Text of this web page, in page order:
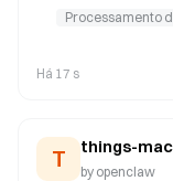
user asks
Processamento
Há 17 s
T things-mac
by openclaw